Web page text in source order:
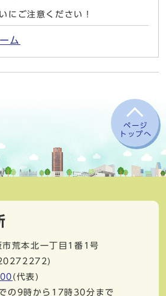
にご注意ください！
ム
ページ
トップへ
市荒本北一丁目1番1号
(代表)
の9時から17時30分まで